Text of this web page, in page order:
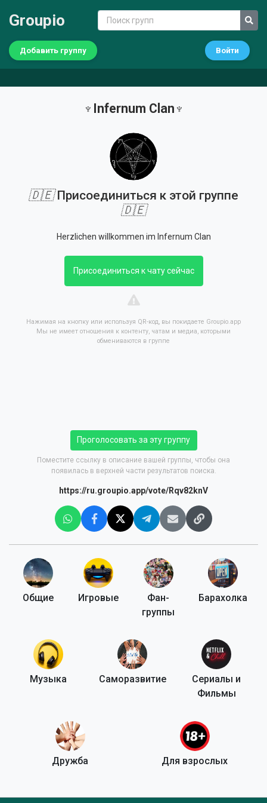
Groupio
Добавить группу Войти
♆Infernum Clan♆
🇩🇪Присоединиться к этой группе
🇩🇪
Herzlichen willkommen im Infernum Clan
Присоединиться к чату сейчас
Нажимая на кнопку или используя QR-код, вы покидаете Groupio.app
Мы не имеет отношения к контенту, чатам и медиа, которыми
обмениваются в группе
Проголосовать за эту группу
Поместите ссылку в описание вашей группы, чтобы она
появилась в верхней части результатов поиска.
https://ru.groupio.app/vote/Rqv82knV
Общие Игровые
Фан-
группы
Барахолка
Музыка Саморазвитие
Сериалы и
Фильмы
Дружба Для взрослых